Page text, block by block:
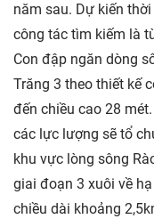
năm sau. Dự kiến
công tác tìm kiếm là
Con đập ngăn dòng
Trăng 3 theo thiết kế
đến chiều cao 28
các lực lượng sẽ tổ
khu vực lòng sông
giai đoạn 3 xuôi về
chiều dài khoảng